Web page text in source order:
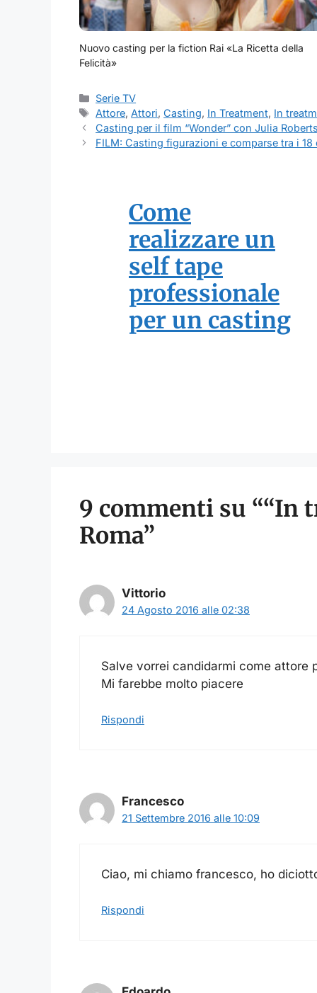
Nuovo casting per la fiction Rai «La Ricetta della
Felicità»
Categorie
Serie TV
Tag
Attore, Attori,Casting, In Treatment, In
Casting per il film “Wonder” con Julia
FILM: Casting figurazioni e comparse tra i 18
Come
realizzare un
self tape
professionale
per un casting
9 commenti su ““In
Roma”
Vittorio
24 Agosto 2016 alle 02:38
Salve vorrei candidarmi come attore
Mi farebbe molto piacere
Rispondi
Francesco
21 Settembre 2016 alle 10:09
Ciao, mi chiamo francesco, ho
Rispondi